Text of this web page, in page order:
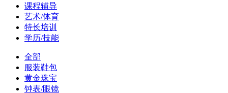
课程辅导
艺术/体育
特长培训
学历/技能
全部
服装鞋包
黄金珠宝
钟表/眼镜